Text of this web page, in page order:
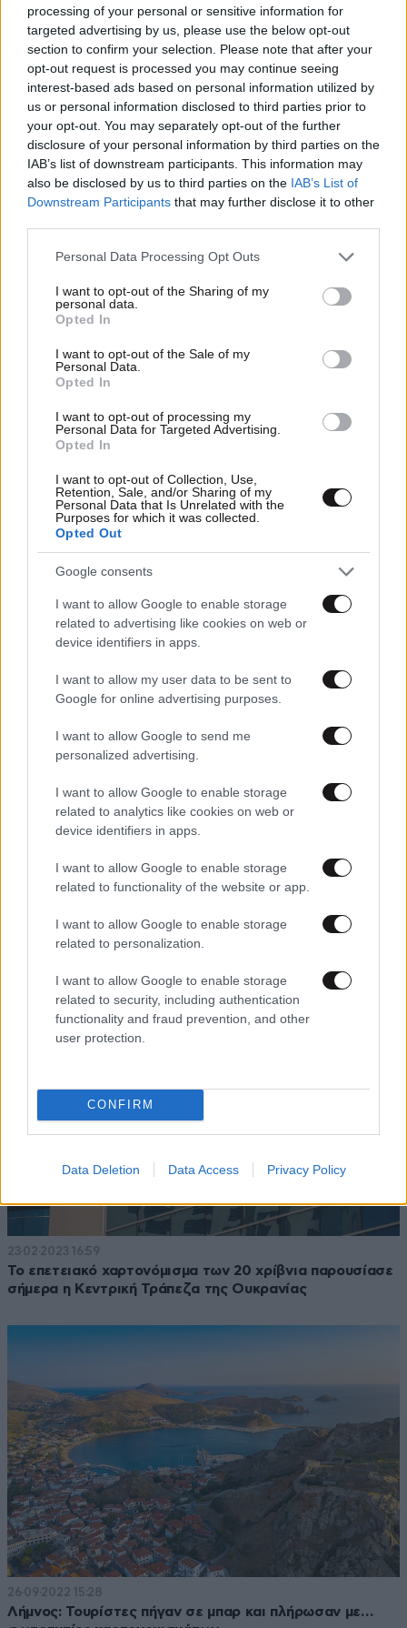
processing of your personal or sensitive information for
targeted advertising by us, please use the below opt-out
section to confirm your selection. Please note that after your
opt-out request is processed you may continue seeing
interest-based ads based on personal information utilized by
us or personal information disclosed to third parties prior to
your opt-out. You may separately opt-out of the further
disclosure of your personal information by third parties on the
IAB’s list of downstream participants. This information may
also be disclosed by us to third parties on the IAB’s List of
Downstream Participants that may further disclose it to other
Please note that this website/app uses one or more Google
not limited to your visit or usage behaviour. You may click to
grant or deny consent to Google and its third-party tags to
use your data for below specified purposes in below Google
consent section.
Personal Data Processing Opt Outs
I want to opt-out of the Sharing of my
personal data.
Opted In
I want to opt-out of the Sale of my
Personal Data.
Opted In
I want to opt-out of processing my
Personal Data for Targeted Advertising.
Opted In
I want to opt-out of Collection, Use,
Retention, Sale, and/or Sharing of my
Personal Data that Is Unrelated with the
Purposes for which it was collected.
Opted Out
Google consents
I want to allow Google to enable storage
related to advertising like cookies on web or
device identifiers in apps.
I want to allow my user data to be sent to
Google for online advertising purposes.
I want to allow Google to send me
personalized advertising.
I want to allow Google to enable storage
related to analytics like cookies on web or
device identifiers in apps.
I want to allow Google to enable storage
related to functionality of the website or app.
I want to allow Google to enable storage
related to personalization.
I want to allow Google to enable storage
related to security, including authentication
functionality and fraud prevention, and other
user protection.
CONFIRM
Data Deletion Data Access Privacy Policy
30·11·2023 12:36
Έρχονται τα νέα χαρτονομίσματα του ευρώ – Τα δύο
πιθανά θέματα που επιλέχθηκαν
11·06·2023 22:50
Κως: Περίεργη υπόθεση με χρωματισμένα
22·05·2023 22:21
2.000 πέσο, εν μέσω ραγδαίας υποτίμησης του εθνικού
νομίσματος
23·02·2023 16:59
Το επετειακό χαρτονόμισμα των 20 χρίβνια παρουσίασε
σήμερα η Κεντρική Τράπεζα της Ουκρανίας
26·09·2022 15:28
Λήμνος: Τουρίστες πήγαν σε μπαρ και πλήρωσαν με…